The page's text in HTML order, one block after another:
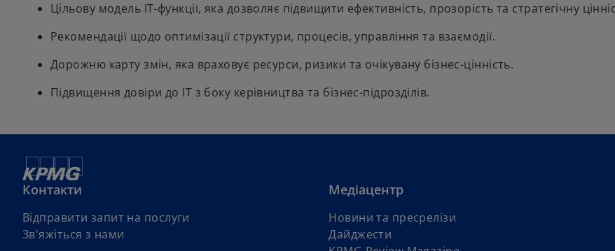
Цільову модель ІТ-функції, яка дозволяє підвищити ефективність, прозорість та стратегічну
Рекомендації щодо оптимізації структури, процесів, управління та взаємодії.
Дорожню карту змін, яка враховує ресурси, ризики та очікувану бізнес-цінність.
Підвищення довіри до ІТ з боку керівництва та бізнес-підрозділів.
Контакти
Відправити запит на послуги
Зв'яжіться з нами
Медіацентр
Новини та пресрелізи
Дайджести